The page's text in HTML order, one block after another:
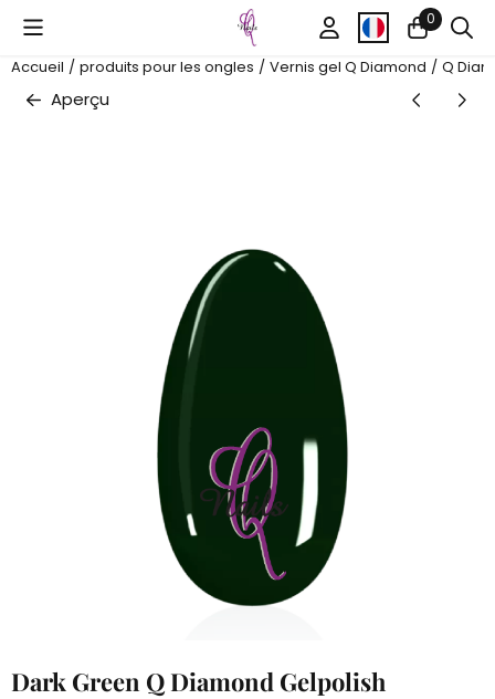
Préférences de cookies disponibles. Choisissez les 0
Accueil / produits pour les ongles / Vernis gel Q Diamond / Q
Aperçu
Dark Green Q Diamond Gelpolish